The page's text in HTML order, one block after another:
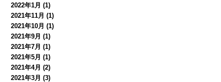
2022年1月 (1)
2021年11月 (1)
2021年10月 (1)
2021年9月 (1)
2021年7月 (1)
2021年5月 (1)
2021年4月 (2)
2021年3月 (3)